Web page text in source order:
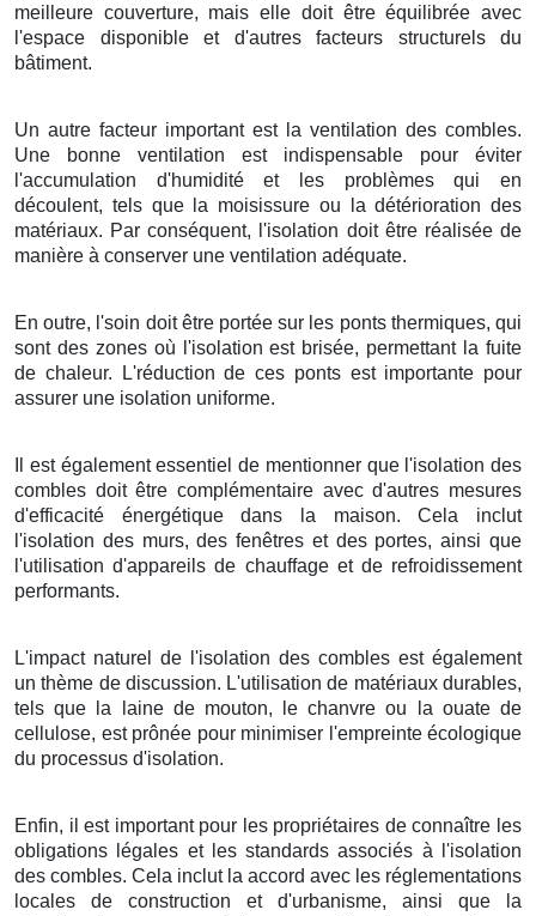
meilleure couverture, mais elle doit être équilibrée avec
l'espace disponible et d'autres facteurs structurels du
bâtiment.
Un autre facteur important est la ventilation des combles.
Une bonne ventilation est indispensable pour éviter
l'accumulation d'humidité et les problèmes qui en
découlent, tels que la moisissure ou la détérioration des
matériaux. Par conséquent, l'isolation doit être réalisée de
manière à conserver une ventilation adéquate.
En outre, l'soin doit être portée sur les ponts thermiques, qui
sont des zones où l'isolation est brisée, permettant la fuite
de chaleur. L'réduction de ces ponts est importante pour
assurer une isolation uniforme.
Il est également essentiel de mentionner que l'isolation des
combles doit être complémentaire avec d'autres mesures
d'efficacité énergétique dans la maison. Cela inclut
l'isolation des murs, des fenêtres et des portes, ainsi que
l'utilisation d'appareils de chauffage et de refroidissement
performants.
L'impact naturel de l'isolation des combles est également
un thème de discussion. L'utilisation de matériaux durables,
tels que la laine de mouton, le chanvre ou la ouate de
cellulose, est prônée pour minimiser l'empreinte écologique
du processus d'isolation.
Enfin, il est important pour les propriétaires de connaître les
obligations légales et les standards associés à l'isolation
des combles. Cela inclut la accord avec les réglementations
locales de construction et d'urbanisme, ainsi que la